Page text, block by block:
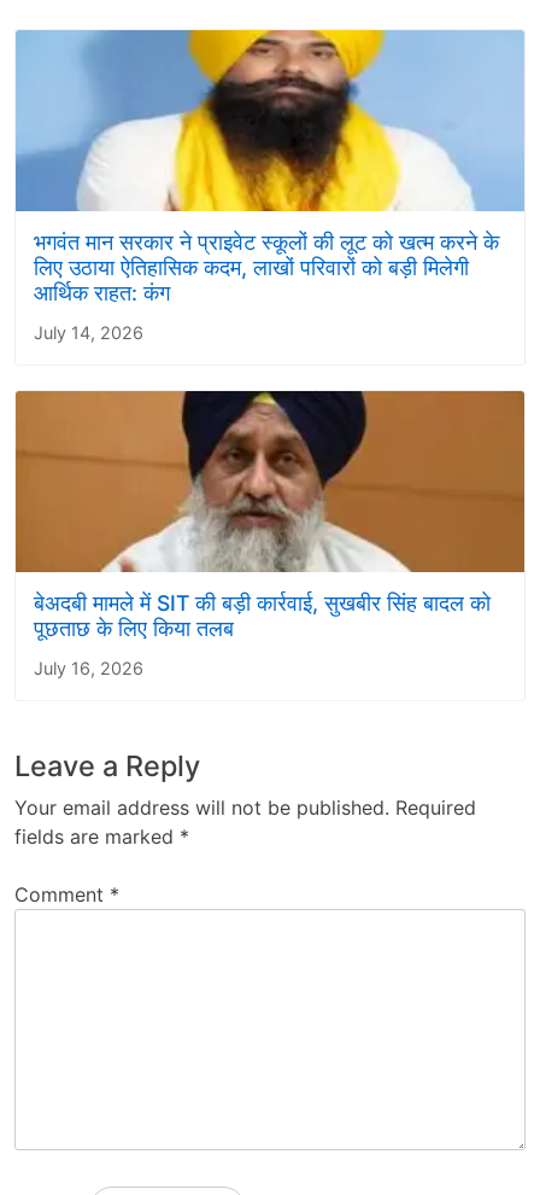
भगवंत मान सरकार ने प्राइवेट स्कूलों की लूट को खत्म करने के
लिए उठाया ऐतिहासिक कदम, लाखों परिवारों को बड़ी मिलेगी
आर्थिक राहत: कंग
July 14, 2026
बेअदबी मामले में SIT की बड़ी कार्रवाई, सुखबीर सिंह बादल को
पूछताछ के लिए किया तलब
July 16, 2026
Leave a Reply
Your email address will not be published. Required
fields are marked *
Comment *